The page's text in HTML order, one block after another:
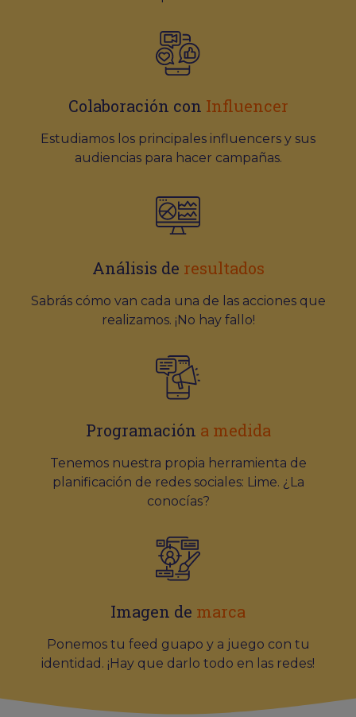
Colaboración con Influencer
Estudiamos los principales influencers y sus
audiencias para hacer campañas.
Análisis de resultados
Sabrás cómo van cada una de las acciones que
realizamos. ¡No hay fallo!
Programación a medida
Tenemos nuestra propia herramienta de
planificación de redes sociales: Lime. ¿La
conocías?
Imagen de marca
Ponemos tu feed guapo y a juego con tu
identidad. ¡Hay que darlo todo en las redes!